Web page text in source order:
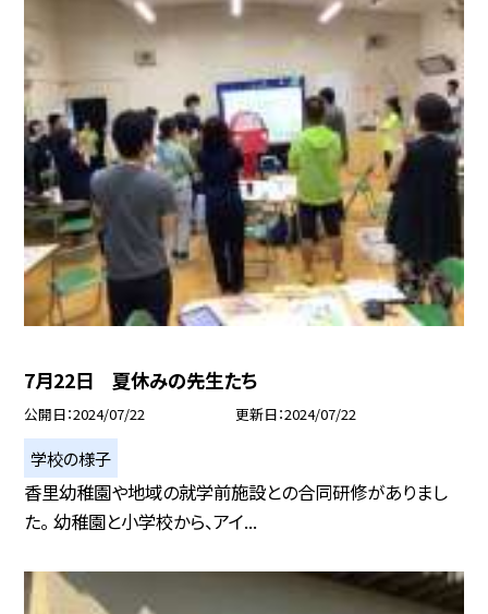
7月22日 夏休みの先生たち
公開日 2024/07/22 更新日 2024/07/22
学校の様子
香里幼稚園や地域の就学前施設との合同研修がありまし
た。 幼稚園と小学校から、アイ...